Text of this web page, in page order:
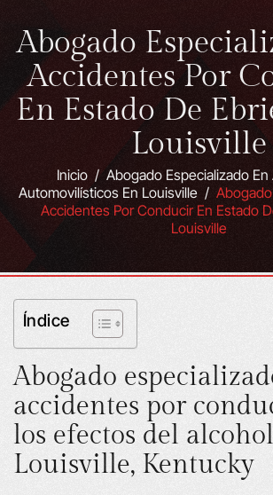
Abogado
Accidentes Por
En Estado De
Louisville
Inicio/Abogado Especializado
Automovilísticos En Louisville /
Accidentes Por Conducir En Estado
Louisville
Índice
Abogado
accidentes por
los efectos del
Louisville, Kentucky